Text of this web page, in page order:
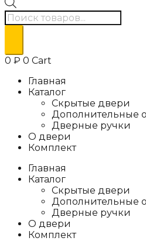
Поиск
товаров
0 ₽ 0 Cart
Главная
Каталог
Скрытые двери
Дополнительные
Дверные ручки
О двери
Комплект
Главная
Каталог
Скрытые двери
Дополнительные
Дверные ручки
О двери
Комплект